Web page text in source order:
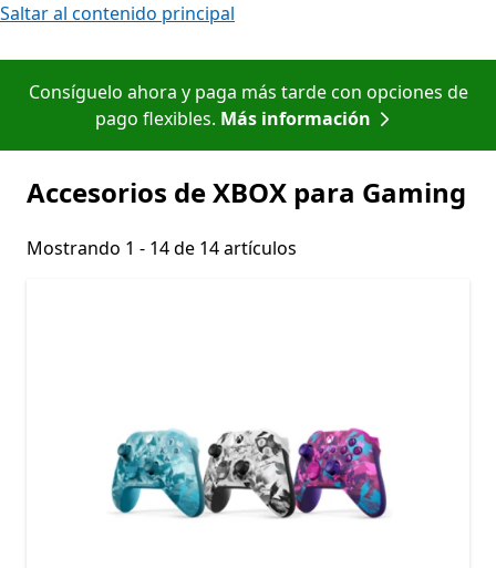
Saltar al contenido principal
Consíguelo ahora y paga más tarde con opciones de
pago flexibles. Más información
Accesorios de XBOX para Gaming
Mostrando 1 - 14 de 14 artículos
Mostrando 1 - 14 de 14 artículos